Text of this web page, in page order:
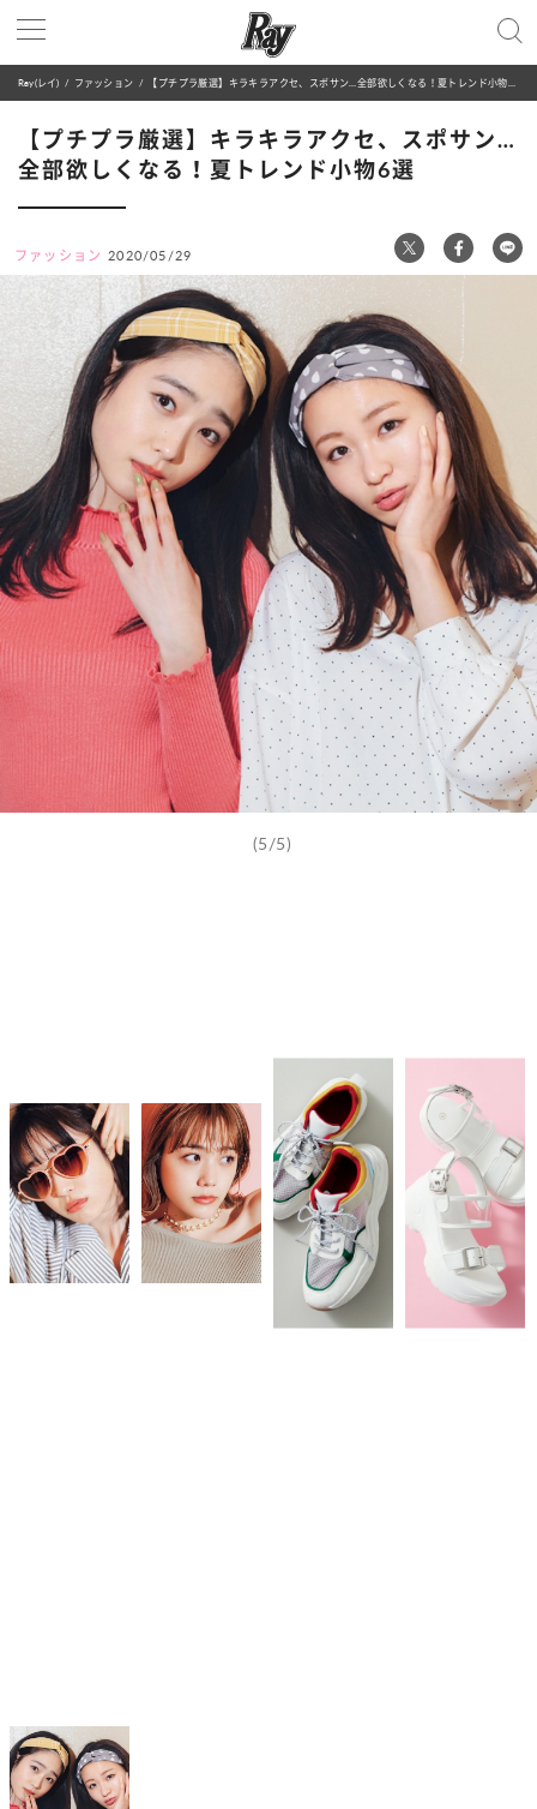
Ray(レイ) ファッション 【プチプラ厳選】キラキラアクセ、スポサン…全部欲しくなる！夏トレンド小物6選
【プチプラ厳選】キラキラアクセ、スポサン…
全部欲しくなる！夏トレンド小物6選
ファッション 2020/05/29
(5/5)